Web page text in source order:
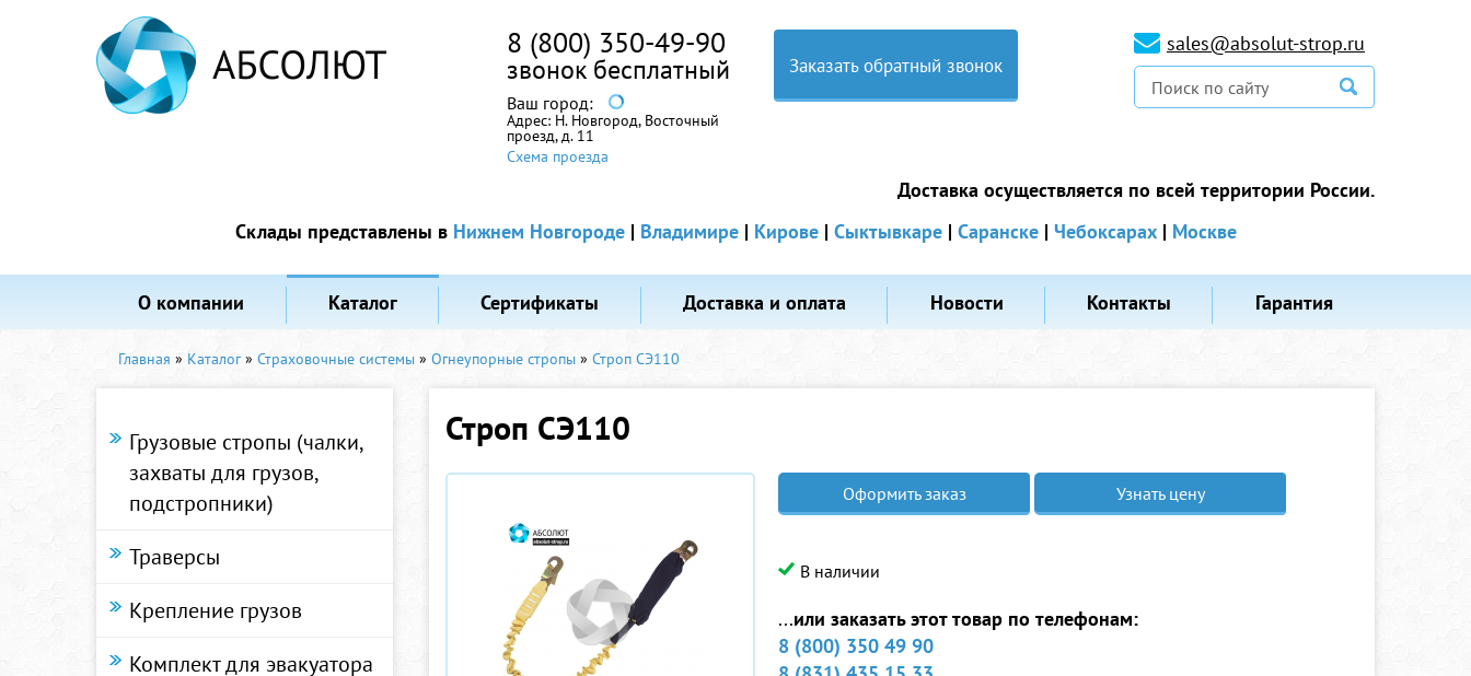
8 (800) 350-49-90
звонок бесплатный
Ваш город:
Адрес: Н. Новгород, Восточный
проезд, д. 11
Схема проезда
Заказать обратный звонок
sales@absolut-strop.ru
Доставка осуществляется по всей территории России.
Склады представлены в Нижнем Новгороде| Владимире| Кирове| Сыктывкаре| Саранске| Чебоксарах| Москве
О компании Каталог Сертификаты Доставка и оплата Новости Контакты Гарантия
Главная » Каталог» Страховочные системы » Огнеупорные стропы » Строп СЭ110
Грузовые стропы (чалки,
захваты для грузов,
подстропники)
Траверсы
Крепление грузов
Комплект для эвакуатора
Строп СЭ110
Оформить заказ Узнать цену
В наличии
...или заказать этот товар по телефонам:
8 (800) 350 49 90